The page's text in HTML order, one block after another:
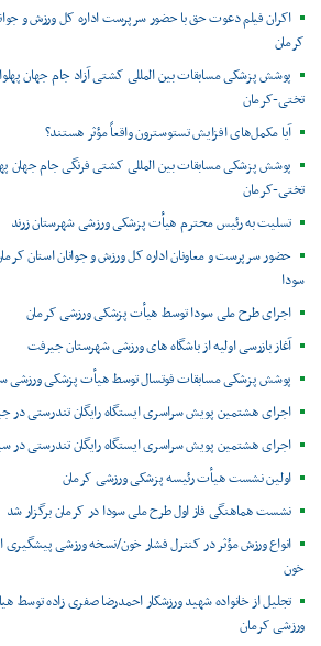
اکران فیلم دعوت حق با حضور سرپرست اداره کل ورزش و
کرمان
پوشش پزشکی مسابقات بین المللی کشتی آزاد جام جهان
تختی-کرمان
آیا مکمل‌های افزایش تستوسترون واقعاً مؤثر هستند؟
پوشش پزشکی مسابقات بین المللی کشتی فرنگی جام جهان
تختی-کرمان
تسلیت به رئیس محترم هیأت پزشکی ورزشی شهرستان زرند
حضور سرپرست و معاونان اداره کل ورزش و جوانان استان
سودا
اجرای طرح ملی سودا توسط هیأت پزشکی ورزشی کرمان
آغاز بازرسی اولیه از باشگاه های ورزشی شهرستان جیرفت
پوشش پزشکی مسابقات فوتسال توسط هیأت پزشکی ورزشی
اجرای هشتمین پویش سراسری ایستگاه رایگان تندرستی در
اجرای هشتمین پویش سراسری ایستگاه رایگان تندرستی در
اولین نشست هیأت رئیسه پزشکی ورزشی کرمان
نشست هماهنگی فاز اول طرح ملی سودا در کرمان برگزار شد
انواع ورزش مؤثر در کنترل فشار خون/نسخه ورزشی پیشگیری از
خون
تجلیل از خانواده شهید ورزشکار احمدرضا صفری زاده توسط
ورزشی کرمان